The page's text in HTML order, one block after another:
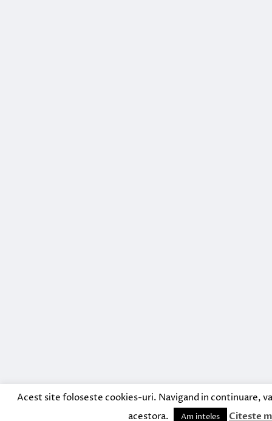
Acest site foloseste cookies-uri. Navigand in continuare,
acestora.
Am inteles Citeste